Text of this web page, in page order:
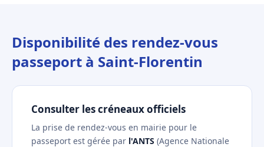
Disponibilité des rendez-vous
passeport à Saint-Florentin
Consulter les créneaux officiels
La prise de rendez-vous en mairie pour le
passeport est gérée par l'ANTS (Agence Nationale